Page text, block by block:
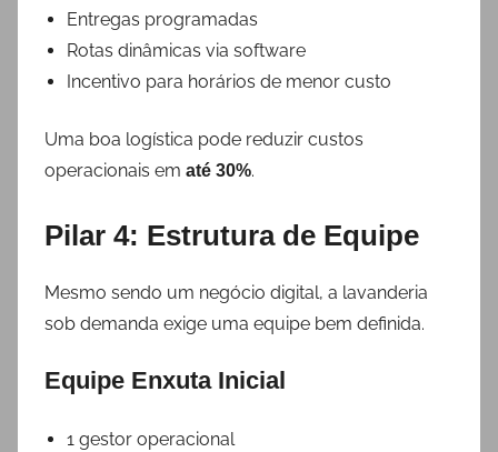
Entregas programadas
Rotas dinâmicas via software
Incentivo para horários de menor custo
Uma boa logística pode reduzir custos
operacionais em até 30%.
Pilar 4: Estrutura de Equipe
Mesmo sendo um negócio digital, a lavanderia
sob demanda exige uma equipe bem definida.
Equipe Enxuta Inicial
1 gestor operacional